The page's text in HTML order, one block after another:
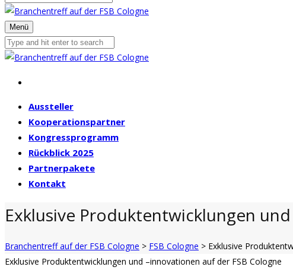
Menü
Aussteller
Kooperationspartner
Kongressprogramm
Rückblick 2025
Partnerpakete
Kontakt
Exklusive Produktentwicklungen
Branchentreff auf der FSB Cologne > FSB Cologne > Exklusive
Exklusive Produktentwicklungen und –innovationen auf der FSB Cologne